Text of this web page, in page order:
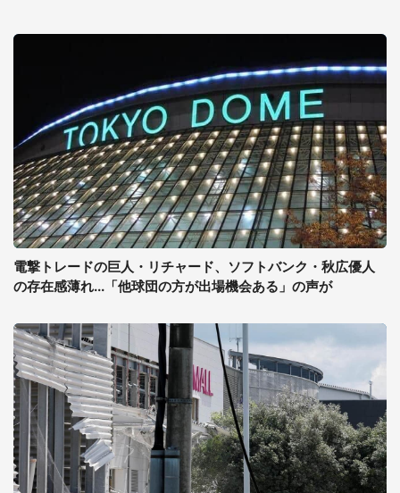
電撃トレードの巨人・リチャード、ソフトバンク・秋広優人
の存在感薄れ...「他球団の方が出場機会ある」の声が